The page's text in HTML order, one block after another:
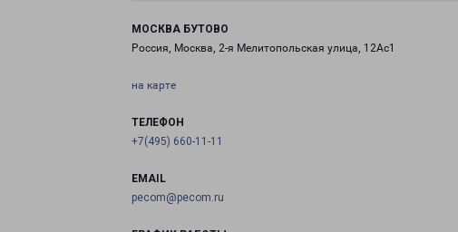
МОСКВА БУТОВО
Россия, Москва, 2-я Мелитопольская улица, 12Ас1
на карте
ТЕЛЕФОН
+7(495) 660-11-11
EMAIL
pecom@pecom.ru